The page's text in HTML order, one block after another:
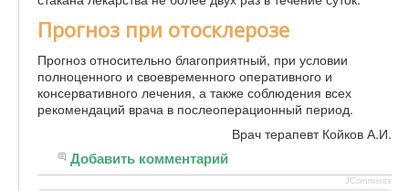
Прогноз при отосклерозе
Прогноз относительно благоприятный, при условии
полноценного и своевременного оперативного и
консервативного лечения, а также соблюдения всех
рекомендаций врача в послеоперационный период.
Врач терапевт Койков А.И.
Добавить комментарий
JComments